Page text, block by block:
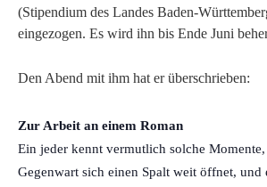
(Stipendium des Landes Baden-
eingezogen. Es wird ihn bis Ende Juni
Den Abend mit ihm hat er überschrieben:
Zur Arbeit an einem Roman
Ein jeder kennt vermutlich solche
Gegenwart sich einen Spalt weit öffnet, und